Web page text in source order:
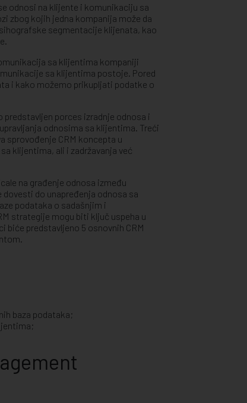
odnosi na klijente i komunikaciju sa
zbog kojih jedna kompanija može da
segmentacije klijenata, kao
sa klijentima kompaniji
sa klijentima postoje. Pored
i kako možemo prikupljati podatke o
porces izradnje odnosa i
odnosima sa klijentima. Treći
sprovođenje CRM koncepta u
klijentima, ali i zadržavanja već
na građenje odnosa između
do unapređenja odnosa sa
podataka o sadašnjim i
strategije mogu biti ključ uspeha u
biće predstavljeno 5 osnovnih CRM
baza podataka;